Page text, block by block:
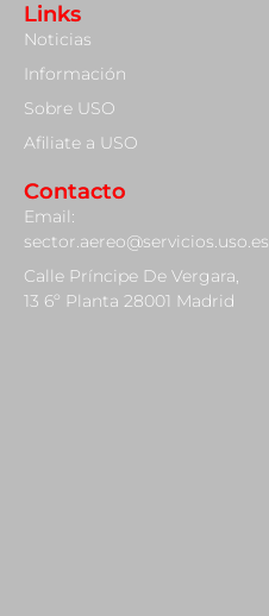
Links
Noticias
Información
Sobre USO
Afiliate a USO
Contacto
Email:
sector.aereo@servicios.uso.es
Calle Príncipe De Vergara,
13 6º Planta 28001 Madrid